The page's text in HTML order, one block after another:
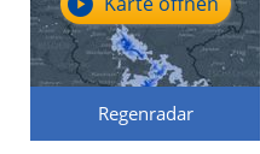
Regenradar